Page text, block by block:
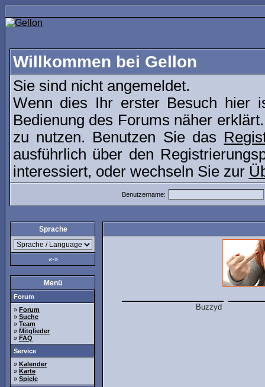
Willkommen bei Gellon
Sie sind nicht angemeldet.
Wenn dies Ihr erster Besuch
Bedienung des Forums näher
zu nutzen. Benutzen Sie das
ausführlich über den
interessiert, oder wechseln Sie zur
Benutzername:
Sprache
«-»
Menü
Forum
» Forum
» Suche
» Team
» Mitglieder
» FAQ
Service
» Kalender
» Karte
» Spiele